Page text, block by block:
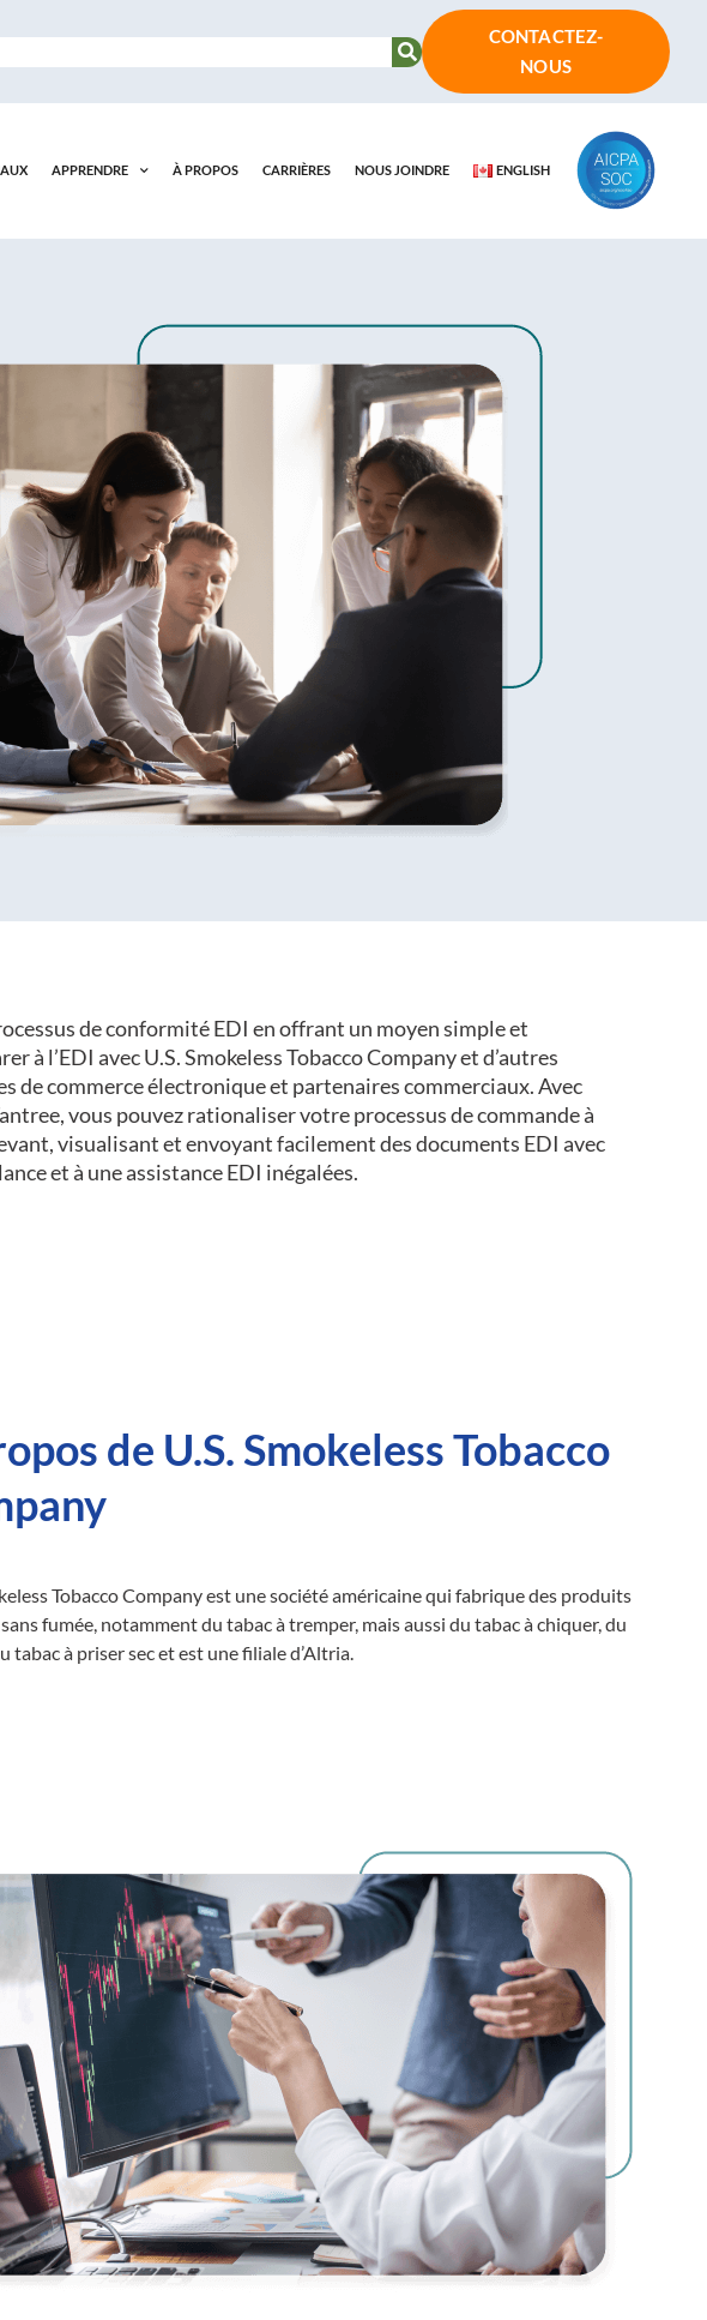
CONTACTEZ-
NOUS
APPRENDRE À PROPOS CARRIÈRES NOUS JOINDRE ENGLISH
de conformité EDI en offrant un moyen simple et
à l’EDI avec U.S. Smokeless Tobacco Company et d’autres
de commerce électronique et partenaires commerciaux. Avec
vous pouvez rationaliser votre processus de commande à
visualisant et envoyant facilement des documents EDI avec
et à une assistance EDI inégalées.
de U.S. Smokeless Tobacco
Tobacco Company est une société américaine qui fabrique des produits
fumée, notamment du tabac à tremper, mais aussi du tabac à chiquer, du
tabac à priser sec et est une filiale d’Altria.